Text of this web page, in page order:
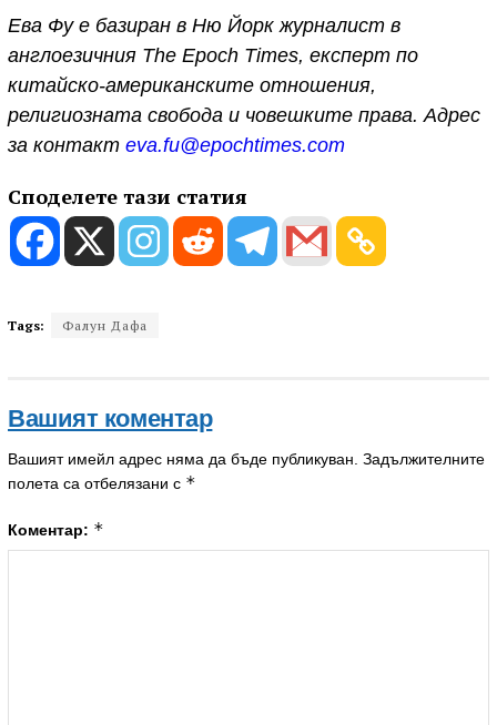
Ева Фу е базиран в Ню Йорк журналист в
англоезичния The Epoch Times, експерт по
китайско-американските отношения,
религиозната свобода и човешките права. Адрес
за контакт eva.fu@epochtimes.com
Споделете тази статия
Tags: Фалун Дафа
Вашият коментар
Вашият имейл адрес няма да бъде публикуван. Задължителните
полета са отбелязани с *
Коментар: *